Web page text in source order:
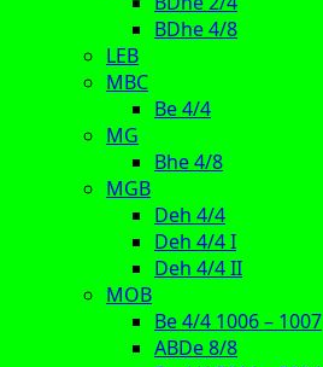
BDhe 4/8
LEB
MBC
Be 4/4
MG
Bhe 4/8
MGB
Deh 4/4
Deh 4/4 I
Deh 4/4 II
MOB
Be 4/4 1006 – 1007
ABDe 8/8